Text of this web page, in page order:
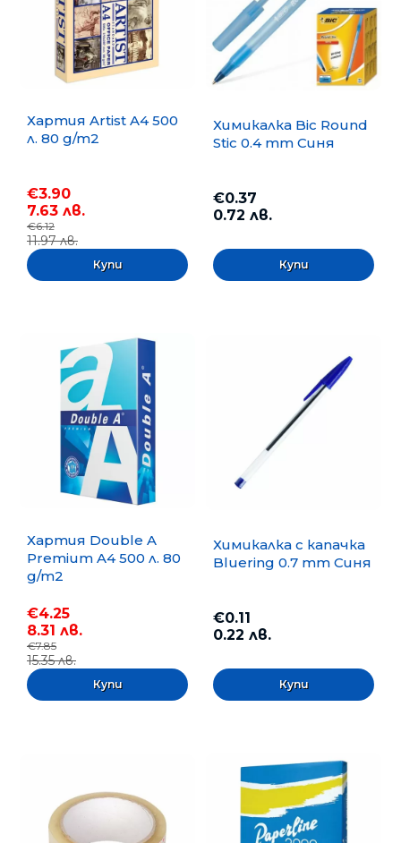
Хартия Artist A4 500
л. 80 g/m2
€3.90
7.63 лв.
€6.12
11.97 лв.
Химикалка Bic Round
Stic 0.4 mm Синя
€0.37
0.72 лв.
Хартия Double A
Premium A4 500 л. 80
g/m2
€4.25
8.31 лв.
€7.85
15.35 лв.
Химикалка с капачка
Bluering 0.7 mm Синя
€0.11
0.22 лв.